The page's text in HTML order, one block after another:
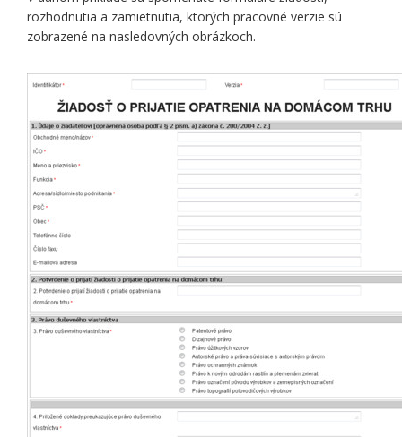
rozhodnutia a zamietnutia, ktorých pracovné verzie sú
zobrazené na nasledovných obrázkoch.